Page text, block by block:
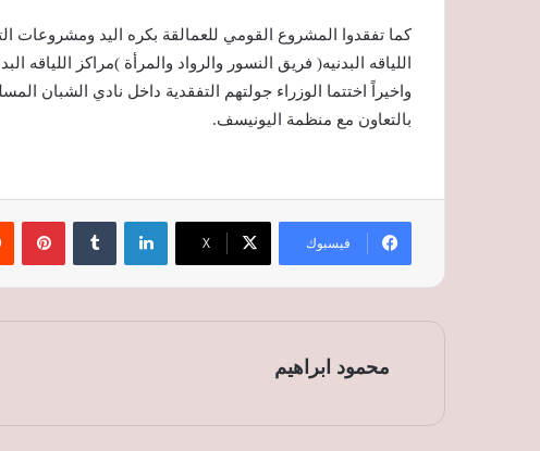
كما تفقدوا المشروع القومي للعمالقة بكره اليد ومشروعات
اللياقه البدنيه( فريق النسور والرواد والمرأة )مراكز
واخيراً اختتما الوزراء جولتهم التفقدية داخل نادي الشبان
بالتعاون مع منظمة اليونيسف.
فيسبوك ‫X
لينكدإن بينتيريست
محمود ابراهيم